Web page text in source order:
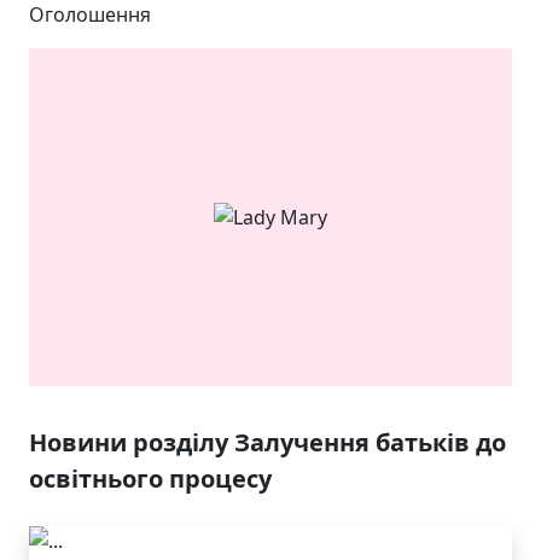
Оголошення
У ЛЬВОВІ
Новини розділу Залучення батьків до
освітнього процесу